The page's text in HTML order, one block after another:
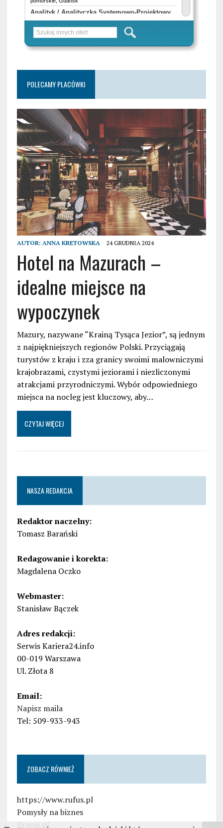
POLECAMY PLACÓWKI
AUTOR: ANNA KRETOWSKA 24 GRUDNIA 2024
Hotel na Mazurach –
idealne miejsce na
wypoczynek
Mazury, nazywane “Krainą Tysąca Jezior”, są jednym
z najpiękniejszych regionów Polski. Przyciągają
turystów z kraju i zza granicy swoimi malowniczymi
krajobrazami, czystymi jeziorami i niezliczonymi
atrakcjami przyrodniczymi. Wybór odpowiedniego
miejsca na nocleg jest kluczowy, aby…
CZYTAJ WIĘCEJ
NASZA REDAKCJA
Redaktor naczelny:
Tomasz Barański
Redagowanie i korekta:
Magdalena Oczko
Webmaster:
Stanisław Bączek
Adres redakcji:
Serwis Kariera24.info
00-019 Warszawa
Ul. Złota 8
Email:
Napisz maila
Tel: 509-933-943
ZOBACZ RÓWNIEŻ
https://www.rufus.pl
Pomysły na biznes
Pracuj.pl